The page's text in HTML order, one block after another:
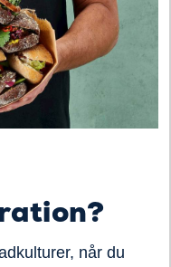
når du